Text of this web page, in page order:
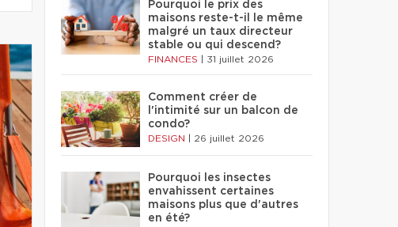
Pourquoi le prix des
maisons reste-t-il le même
malgré un taux directeur
stable ou qui descend?
FINANCES 31 juillet 2026
Comment créer de
l'intimité sur un balcon de
condo?
DESIGN 26 juillet 2026
Pourquoi les insectes
envahissent certaines
maisons plus que d'autres
en été?